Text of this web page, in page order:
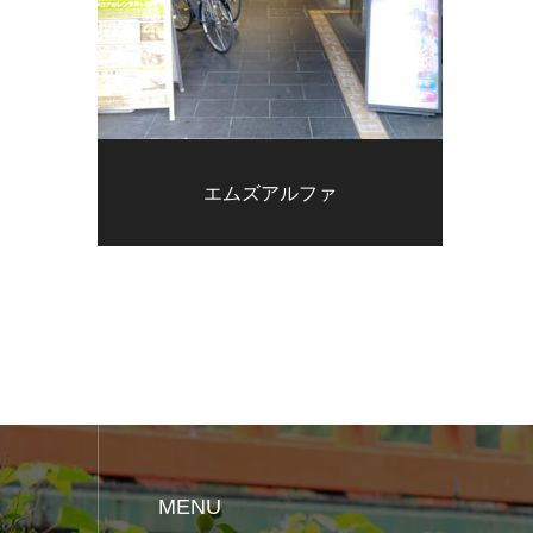
エムズアルファ
MENU